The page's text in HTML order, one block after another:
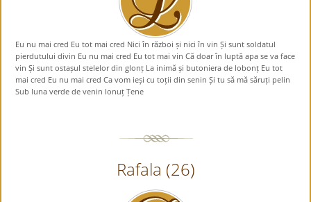
Eu nu mai cred Eu tot mai cred Nici în război și nici în vin Și sunt soldatul
pierdutului divin Eu nu mai cred Eu tot mai vin Că doar în luptă apa se va face
vin Și sunt ostașul stelelor din glonț La inimă și butoniera de lobonț Eu tot
mai cred Eu nu mai cred Ca vom ieși cu toții din senin Și tu să mă săruți pelin
Sub luna verde de venin Ionuț Țene
Rafala (26)